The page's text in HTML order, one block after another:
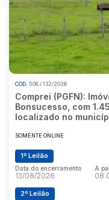
COD. 508 / 132/2026
Comprei (PGFN):
Bonsucesso, com
localizado no
SOMENTE ONLINE
1º Leilão
Data do encerramento
13/08/2026
A
2º Leilão